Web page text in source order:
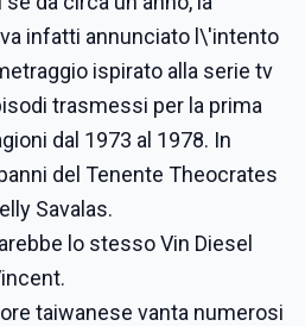
infatti annunciato l\'intento
ispirato alla serie tv
trasmessi per la prima
dal 1973 al 1978. In
del Tenente Theocrates
Savalas.
lo stesso Vin Diesel
taiwanese vanta numerosi